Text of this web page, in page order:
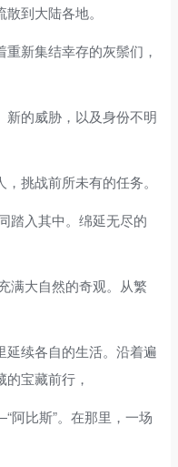
到大陆各地。
新集结幸存的灰鬃们，
新的威胁，以及身份不明
挑战前所未有的任务。
入其中。绵延无尽的
满大自然的奇观。从繁
延续各自的生活。沿着遍
宝藏前行，
比斯”。在那里，一场